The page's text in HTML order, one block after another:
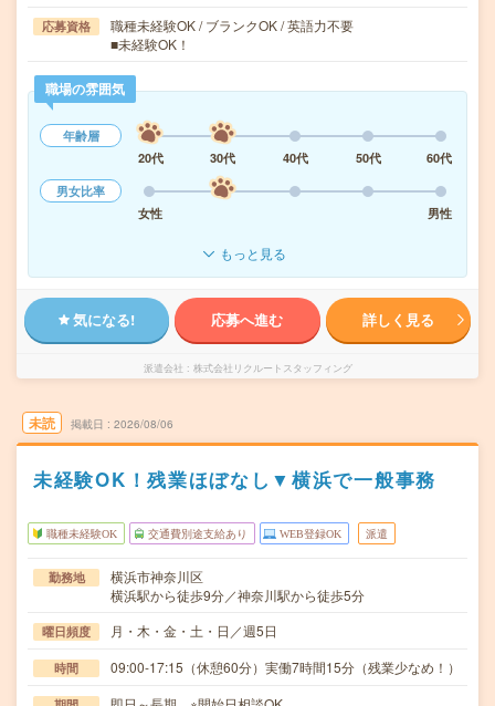
応募資格
職種未経験OK / ブランクOK / 英語力不要
■未経験OK！
職場の雰囲気
年齢層
20代
30代 40代 50代
60代
男女比率
女性
男性
もっと見る
気になる! 応募へ進む 詳しく見る
派遣会社 株式会社リクルートスタッフィング
未読 掲載日 2026/08/06
未経験OK！残業ほぼなし▼横浜で一般事務
職種未経験OK 交通費別途支給あり WEB登録OK 派遣
勤務地
横浜市神奈川区
横浜駅から徒歩9分／神奈川駅から徒歩5分
曜日頻度 月・木・金・土・日／週5日
時間 09:00-17:15（休憩60分）実働7時間15分（残業少なめ！）